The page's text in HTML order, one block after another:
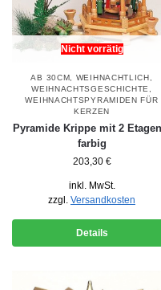
Nicht vorrätig
AB 30CM, WEIHNACHTLICH ,
WEIHNACHTSGESCHICHTE,
WEIHNACHTSPYRAMIDEN FÜR
KERZEN
Pyramide Krippe mit 2
farbig
203,30 €
inkl. MwSt.
zzgl. Versandkosten
Details